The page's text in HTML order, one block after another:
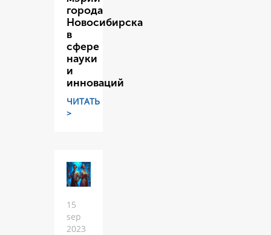
города
Новосибирска
в
сфере
науки
и
инноваций
ЧИТАТЬ
>
15
sep
2023